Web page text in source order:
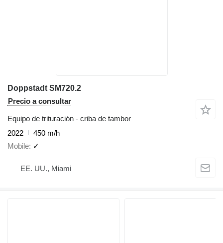
Doppstadt SM720.2
Precio a consultar
Equipo de trituración - criba de tambor
2022
450 m/h
Mobile ✓
EE. UU., Miami